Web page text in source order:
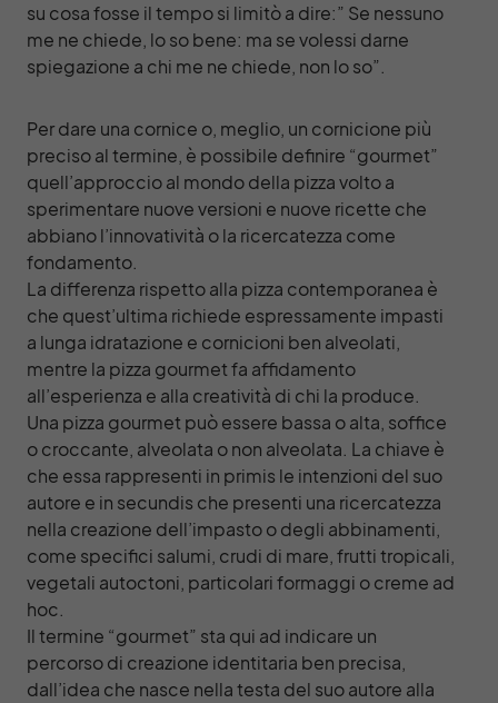
su cosa fosse il tempo si limitò a dire:” Se nessuno
me ne chiede, lo so bene: ma se volessi darne
spiegazione a chi me ne chiede, non lo so”.
Per dare una cornice o, meglio, un cornicione più
preciso al termine, è possibile definire “gourmet”
quell’approccio al mondo della pizza volto a
sperimentare nuove versioni e nuove ricette che
abbiano l’innovatività o la ricercatezza come
fondamento.
La differenza rispetto alla pizza contemporanea è
che quest’ultima richiede espressamente impasti
a lunga idratazione e cornicioni ben alveolati,
mentre la pizza gourmet fa affidamento
all’esperienza e alla creatività di chi la produce.
Una pizza gourmet può essere bassa o alta, soffice
o croccante, alveolata o non alveolata. La chiave è
che essa rappresenti in primis le intenzioni del suo
autore e in secundis che presenti una ricercatezza
nella creazione dell’impasto o degli abbinamenti,
come specifici salumi, crudi di mare, frutti tropicali,
vegetali autoctoni, particolari formaggi o creme ad
hoc.
Il termine “gourmet” sta qui ad indicare un
percorso di creazione identitaria ben precisa,
dall’idea che nasce nella testa del suo autore alla